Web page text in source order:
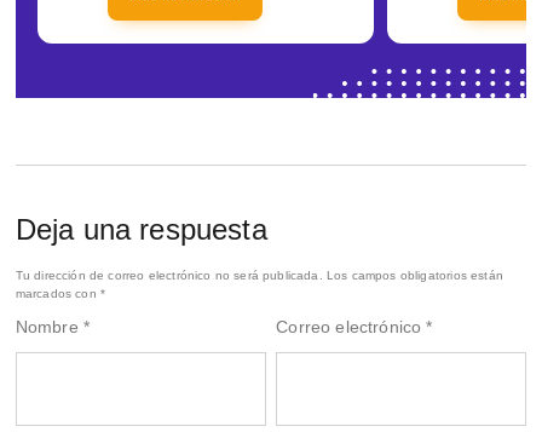
Deja una respuesta
Tu dirección de correo electrónico no será publicada. Los campos obligatorios están
marcados con *
Nombre * Correo electrónico*